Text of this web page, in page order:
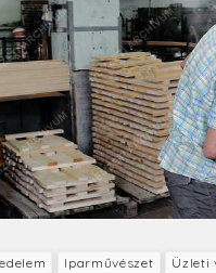
Iparművészet Üzleti